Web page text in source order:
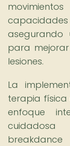
asegurando
para
lesiones.
La
terapia física
enfoque